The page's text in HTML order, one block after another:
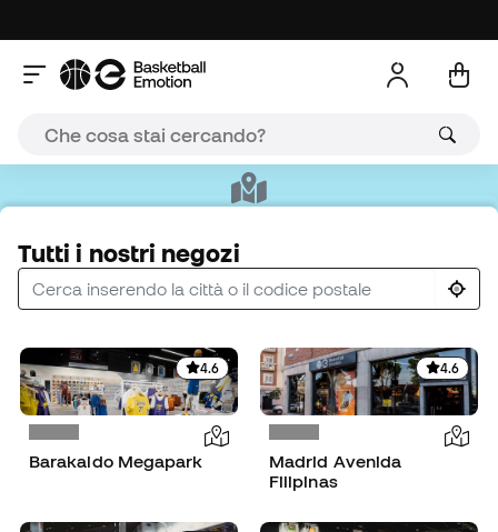
Tutti i nostri negozi
4.6
Barakaldo Megapark
4.6
Madrid Avenida
Filipinas